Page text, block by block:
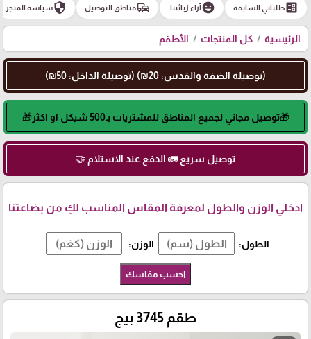
ballotطلباتي السابقة emoji_emotionsآراء زبائننا: commuteمناطق التوصيل securityسياسة المتجر
الرئيسية كل المنتجات الأطقم
(توصيلة الضفة والقدس: 20₪) (توصيلة الداخل: 50₪)
🎁توصيل مجاني لجميع المناطق للمشتريات بـ500 شيكل او اكثر🎁
توصيل سريع 🚛 الدفع عند الاستلام 🤝
ادخلي الوزن والطول لمعرفة المقاس المناسب لكِ من بضاعتنا
الطول: الوزن:
احسب مقاسك
طقم 3745 بيج